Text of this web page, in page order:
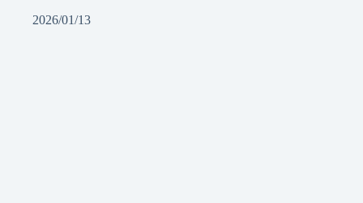
2026/01/13